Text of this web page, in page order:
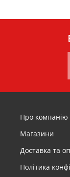
Про компанію
Магазини
Доставка та
Політика